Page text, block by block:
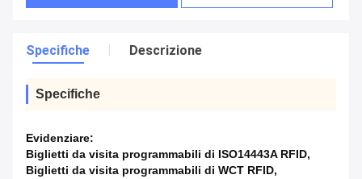
Specifiche Descrizione
Specifiche
Evidenziare:
Biglietti da visita programmabili di ISO14443A RFID,
Biglietti da visita programmabili di WCT RFID,